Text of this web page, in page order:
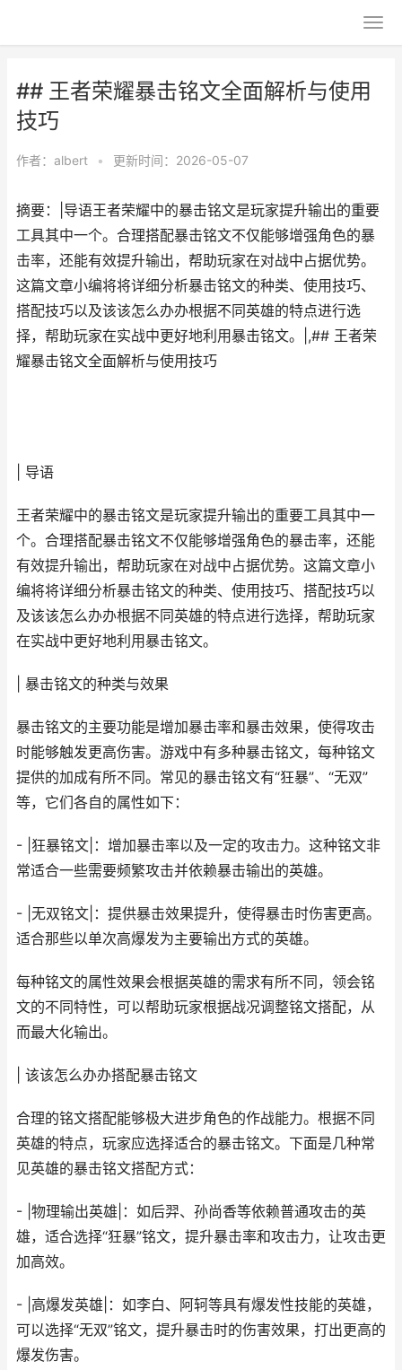
## 王者荣耀暴击铭文全面解析与使用
技巧
作者： albert • 更新时间：2026-05-07
摘要：|导语王者荣耀中的暴击铭文是玩家提升输出的重要
工具其中一个。合理搭配暴击铭文不仅能够增强角色的暴
击率，还能有效提升输出，帮助玩家在对战中占据优势。
这篇文章小编将将详细分析暴击铭文的种类、使用技巧、
搭配技巧以及该该怎么办办根据不同英雄的特点进行选
择，帮助玩家在实战中更好地利用暴击铭文。|,## 王者荣
耀暴击铭文全面解析与使用技巧
| 导语
王者荣耀中的暴击铭文是玩家提升输出的重要工具其中一
个。合理搭配暴击铭文不仅能够增强角色的暴击率，还能
有效提升输出，帮助玩家在对战中占据优势。这篇文章小
编将将详细分析暴击铭文的种类、使用技巧、搭配技巧以
及该该怎么办办根据不同英雄的特点进行选择，帮助玩家
在实战中更好地利用暴击铭文。
| 暴击铭文的种类与效果
暴击铭文的主要功能是增加暴击率和暴击效果，使得攻击
时能够触发更高伤害。游戏中有多种暴击铭文，每种铭文
提供的加成有所不同。常见的暴击铭文有“狂暴”、“无双”
等，它们各自的属性如下：
- |狂暴铭文|：增加暴击率以及一定的攻击力。这种铭文非
常适合一些需要频繁攻击并依赖暴击输出的英雄。
- |无双铭文|：提供暴击效果提升，使得暴击时伤害更高。
适合那些以单次高爆发为主要输出方式的英雄。
每种铭文的属性效果会根据英雄的需求有所不同，领会铭
文的不同特性，可以帮助玩家根据战况调整铭文搭配，从
而最大化输出。
| 该该怎么办办搭配暴击铭文
合理的铭文搭配能够极大进步角色的作战能力。根据不同
英雄的特点，玩家应选择适合的暴击铭文。下面是几种常
见英雄的暴击铭文搭配方式：
- |物理输出英雄|：如后羿、孙尚香等依赖普通攻击的英
雄，适合选择“狂暴”铭文，提升暴击率和攻击力，让攻击更
加高效。
- |高爆发英雄|：如李白、阿轲等具有爆发性技能的英雄，
可以选择“无双”铭文，提升暴击时的伤害效果，打出更高的
爆发伤害。